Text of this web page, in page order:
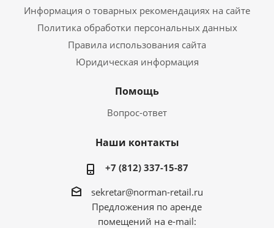
Информация о товарных рекомендациях на сайте
Политика обработки персональных данных
Правила использования сайта
Юридическая информация
Помощь
Вопрос-ответ
Наши контакты
+7 (812) 337-15-87
sekretar@norman-retail.ru
Предложения по аренде
помещений на e-mail: